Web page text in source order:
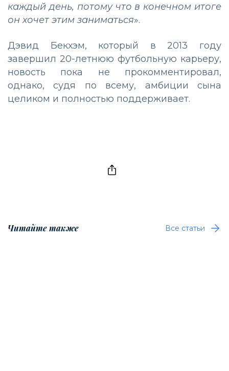
каждый день, потому что в конечном итоге
он хочет этим заниматься».
Дэвид Бекхэм, который в 2013 году
завершил 20-летнюю футбольную карьеру,
новость пока не прокомментировал,
однако, судя по всему, амбиции сына
целиком и полностью поддерживает.
Читайте также Все статьи